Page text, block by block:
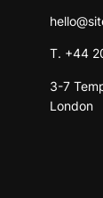
T. +44
3-7
London